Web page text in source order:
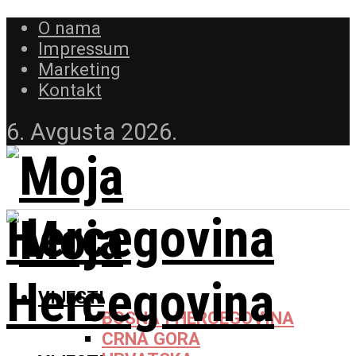
O nama
Impressum
Marketing
Kontakt
6. Avgusta 2026.
VIJESTI
BOSNA I HERCEGOVINA
CRNA GORA